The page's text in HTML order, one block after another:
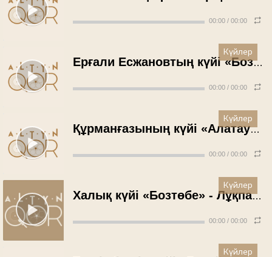
00:00 / 00:00
Ерғали Есжановтың күйі «Бозашы» - Ғылман Қайрошев (1956 жыл)
00:00 / 00:00
Күйлер
Құрманғазының күйі «Алатау» - Рүстембек Омаров (1956 жыл)
00:00 / 00:00
Күйлер
Халық күйі «Бозтөбе» - Лұқпан Мұхитов (1956 жыл)
00:00 / 00:00
Күйлер
Күйлер